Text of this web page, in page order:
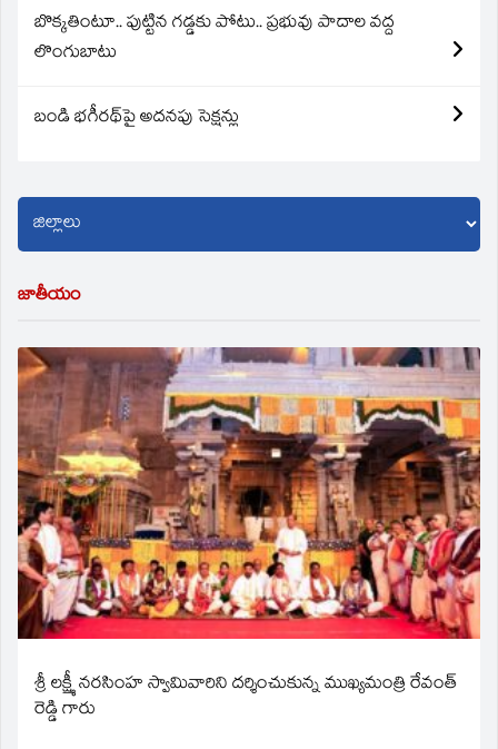
బొక్కతింటూ.. పుట్టిన గడ్డకు పోటు.. ప్రభువు పాదాల వద్ద
లొంగుబాటు
బండి భగీరథ్‌పై అదనపు సెక్షన్లు
జాతీయం
శ్రీ లక్ష్మీ నరసింహ స్వామివారిని దర్శించుకున్న ముఖ్యమంత్రి రేవంత్
రెడ్డి గారు